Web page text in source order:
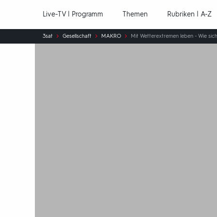
Live-TV | Programm Themen Rubriken | A-Z
Sie
sind
3sat Gesellschaft MAKRO Mit Wetterextremen leben - Wie